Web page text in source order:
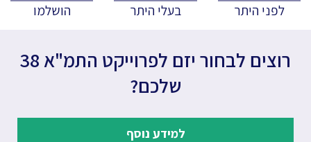
לפני היתר בעלי היתר הושלמו
רוצים לבחור יזם לפרוייקט התמ"א 38
שלכם?
למידע נוסף